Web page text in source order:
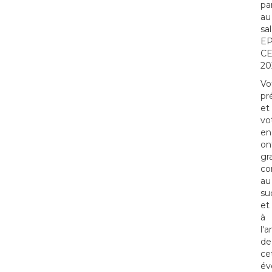
au
et
au
et
à
de